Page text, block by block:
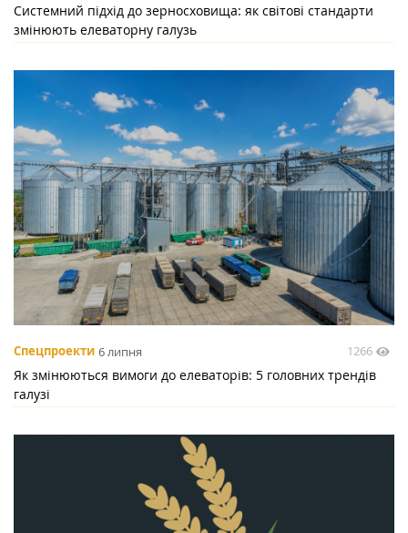
Системний підхід до зерносховища: як світові стандарти
змінюють елеваторну галузь
Спецпроекти 6 липня 1266
Як змінюються вимоги до елеваторів: 5 головних трендів
галузі